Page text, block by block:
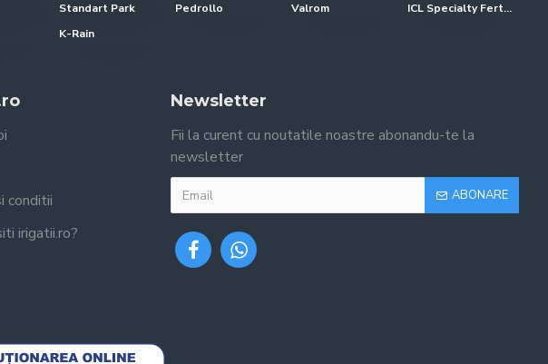
Standart Park Pedrollo Valrom
ICL Specialty Fertilizers (Everris-Scotts)
K-Rain
conditii
irigatii.ro?
Newsletter
Fii la curent cu noutatile noastre abonandu-te la
newsletter
ABONARE